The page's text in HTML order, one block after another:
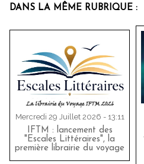
DANS LA MÊME RUBRIQUE :
Mercredi 29 Juillet 2026 - 13:11
IFTM : lancement des
"Escales Littéraires", la
première librairie du voyage